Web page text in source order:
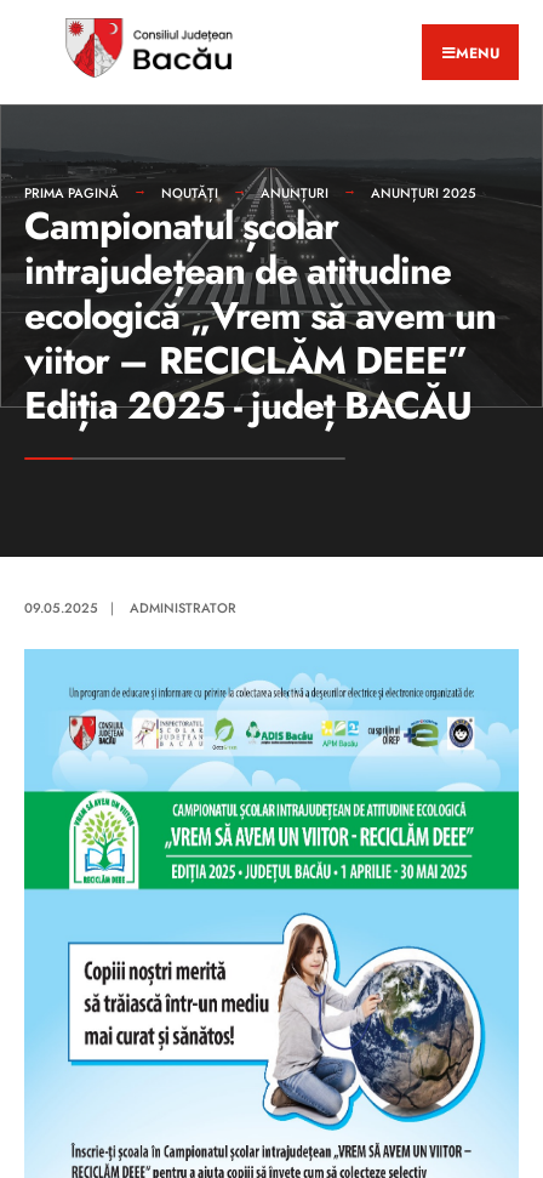
MENU
PRIMA PAGINĂ NOUTĂȚI ANUNȚURI ANUNȚURI 2025
Campionatul școlar
intrajudețean de atitudine
ecologică „Vrem să avem un
viitor – RECICLĂM DEEE”
Ediția 2025 - județ BACĂU
09.05.2025 | ADMINISTRATOR